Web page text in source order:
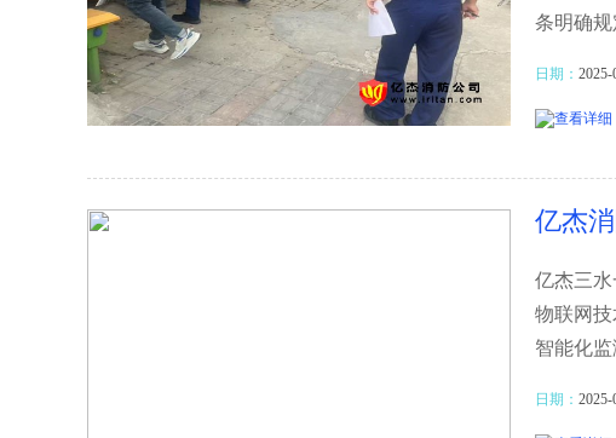
条明确
日期： 2025-
亿杰
亿杰三
物联网
智能化
日期： 2025-